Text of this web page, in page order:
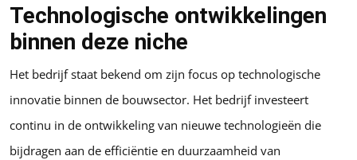
Technologische ontwikkelingen
binnen deze niche
Het bedrijf staat bekend om zijn focus op technologische
innovatie binnen de bouwsector. Het bedrijf investeert
continu in de ontwikkeling van nieuwe technologieën die
bijdragen aan de efficiëntie en duurzaamheid van